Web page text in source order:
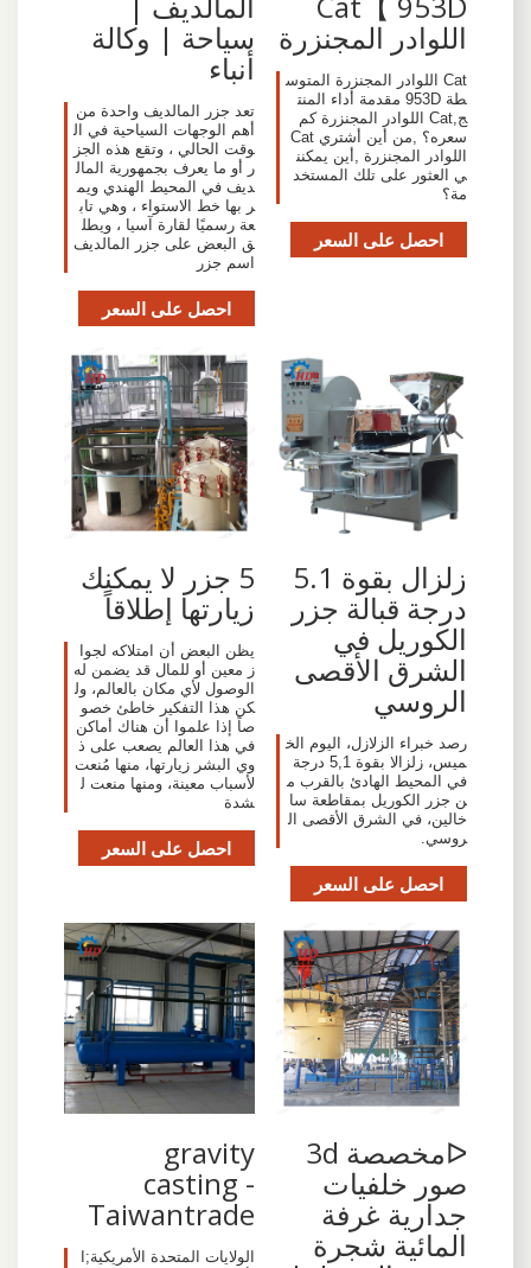
اللوادر المجنزرة
Cat اللوادر المجنزرة المتوس
طة 953D مقدمة أداء المنت
ج,Cat اللوادر المجنزرة كم
سعره؟ ,من أين أشتري Cat
اللوادر المجنزرة ,أين يمكنن
ي العثور على تلك المستخد
مة؟
احصل على السعر
سياحة | وكالة
أنباء
تعد جزر المالديف واحدة من
أهم الوجهات السياحية في ال
وقت الحالي ، وتقع هذه الجز
ر أو ما يعرف بجمهورية المال
ديف في المحيط الهندي ويم
ر بها خط الاستواء ، وهي تاب
عة رسميًا لقارة آسيا ، ويطل
ق البعض على جزر المالديف
اسم جزر
احصل على السعر
زلزال بقوة 5.1
درجة قبالة جزر
الكوريل في
الشرق الأقصى
الروسي
رصد خبراء الزلازل، اليوم الخ
ميس، زلزالا بقوة 5,1 درجة
في المحيط الهادئ بالقرب م
ن جزر الكوريل بمقاطعة سا
خالين، في الشرق الأقصى ال
روسي.
احصل على السعر
5 جزر لا يمكنك
زيارتها إطلاقاً
يظن البعض أن امتلاكه لجوا
ز معين أو للمال قد يضمن له
الوصول لأي مكان بالعالم، ول
كن هذا التفكير خاطئ خصو
صاً إذا علموا أن هناك أماكن
في هذا العالم يصعب على ذ
وي البشر زيارتها، منها مُنعت
لأسباب معينة، ومنها منعت ل
شدة
احصل على السعر
ᐅمخصصة 3d
صور خلفيات
جدارية غرفة
المائية شجرة
gravity
casting -
Taiwantrade
الولايات المتحدة الأمريكية;ا